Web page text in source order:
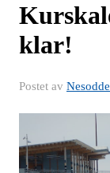
klar!
Postet av